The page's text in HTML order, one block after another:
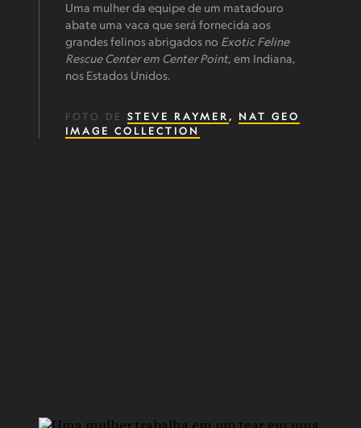
Uma mulher da equipe de um matadouro
abate uma vaca que será fornecida aos
grandes felinos abrigados no Exotic Feline
Rescue Center em Center Point, em Indiana,
nos Estados Unidos.
FOTO DE STEVE RAYMER , NAT GEO
IMAGE COLLECTION